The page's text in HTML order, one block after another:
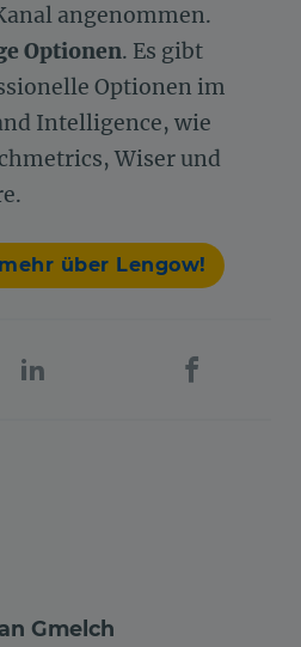
angenommen.
Optionen. Es gibt
Optionen im
Intelligence, wie
Wiser und
über Lengow!
Gmelch